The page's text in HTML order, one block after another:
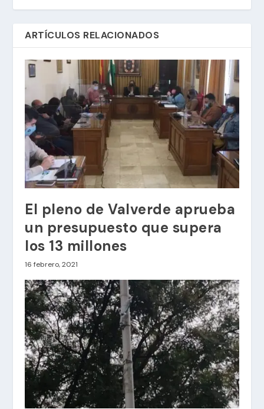
ARTÍCULOS RELACIONADOS
El pleno de Valverde aprueba
un presupuesto que supera
los 13 millones
16 febrero, 2021